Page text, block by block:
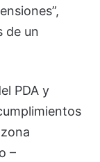
de un
PDA y
–